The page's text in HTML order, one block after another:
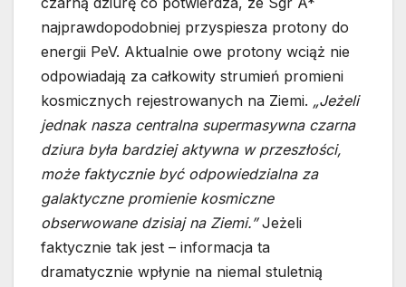
najprawdopodobniej przyspiesza protony do
energii PeV. Aktualnie owe protony wciąż nie
odpowiadają za całkowity strumień promieni
kosmicznych rejestrowanych na Ziemi. „Jeżeli
jednak nasza centralna supermasywna czarna
dziura była bardziej aktywna w przeszłości,
może faktycznie być odpowiedzialna za
galaktyczne promienie kosmiczne
obserwowane dzisiaj na Ziemi.”Jeżeli
faktycznie tak jest – informacja ta
dramatycznie wpłynie na niemal stuletnią